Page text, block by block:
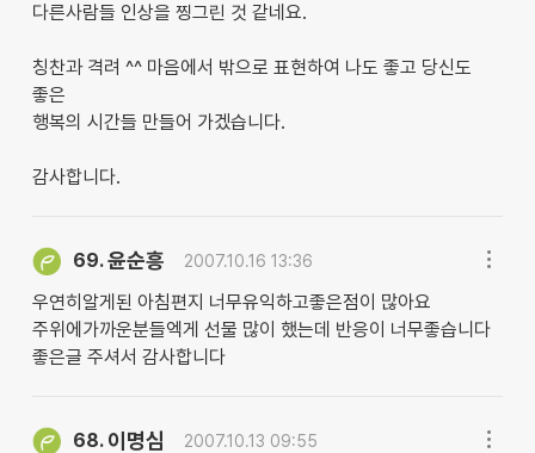
다른사람들 인상을 찡그린 것 같네요.
칭찬과 격려 ^^ 마음에서 밖으로 표현하여 나도 좋고 당신도
좋은
행복의 시간들 만들어 가겠습니다.
감사합니다.
69.윤순흥 2007.10.16 13:36
우연히알게된 아침편지 너무유익하고좋은점이 많아요
주위에가까운분들엑게 선물 많이 했는데 반응이 너무좋습니다
좋은글 주셔서 감사합니다
68. 이명심 2007.10.13 09:55